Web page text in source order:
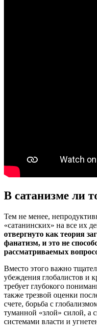
В сатанизме ли
Тем не менее,
«сатанинских» на все их
отвергнуто как теория
фанатизм, и это не
рассматриваемых
Вместо этого важно
убеждения глобалистов и
требует глубокого
также трезвой оценки
счете, борьба с
туманной «злой» силой, а
системами власти и